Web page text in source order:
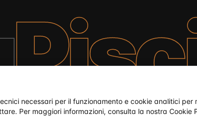
necessari per il funzionamento e cookie analitici per
Per maggiori informazioni, consulta la nostra Cookie